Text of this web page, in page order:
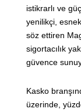
istikrarlı ve
yenilikçi,
söz ettiren
sigortacılık
güvence
Kasko
üzerinde,